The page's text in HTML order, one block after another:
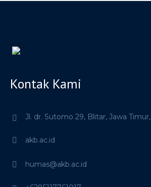
Kontak Kami
Jl. dr. Sutomo 29, Blitar,Jawa Timur,
akb.ac.id
humas@akb.ac.id